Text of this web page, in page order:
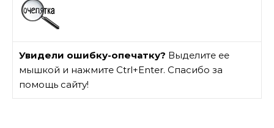
Увидели ошибку-опечатку? Выделите ее
мышкой и нажмите Ctrl+Enter. Спасибо за
помощь сайту!